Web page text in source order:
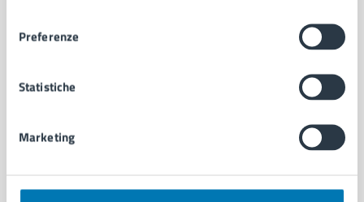
Preferenze
Statistiche
Marketing
Documenti e dati
Ambiente